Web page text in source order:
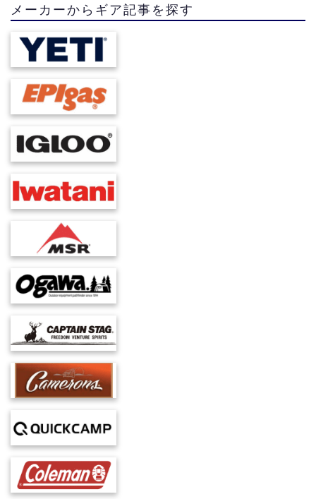
メーカーからギア記事を探す